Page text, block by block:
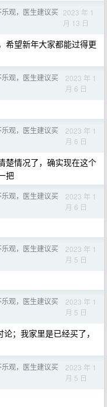
观，医生建议买 2023 年 1
月 13 日
希望新年大家都能过得更
观，医生建议买
2023 年 1
月 6 日
观，医生建议买
2023 年 1
月 6 日
楚情况了，确实现在这个
把
观，医生建议买
2023 年 1
月 6 日
观，医生建议买
2023 年 1
月 5 日
观，医生建议买
2023 年 1
月 5 日
；我家里是已经买了，
观，医生建议买
2023 年 1
月 5 日